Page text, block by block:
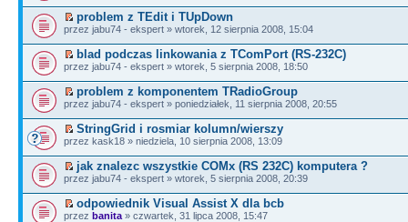
problem z TEdit i TUpDown
przez jabu74 - ekspert » wtorek, 12 sierpnia 2008, 15:04
blad podczas linkowania z TComPort (RS-232C)
przez jabu74 - ekspert » wtorek, 5 sierpnia 2008, 18:50
problem z komponentem TRadioGroup
przez jabu74 - ekspert » poniedziałek, 11 sierpnia 2008, 20:55
StringGrid i rosmiar kolumn/wierszy
przez kask18 » niedziela, 10 sierpnia 2008, 13:09
jak znalezc wszystkie COMx (RS 232C) komputera ?
przez jabu74 - ekspert » wtorek, 5 sierpnia 2008, 20:39
odpowiednik Visual Assist X dla bcb
przez banita » czwartek, 31 lipca 2008, 15:47